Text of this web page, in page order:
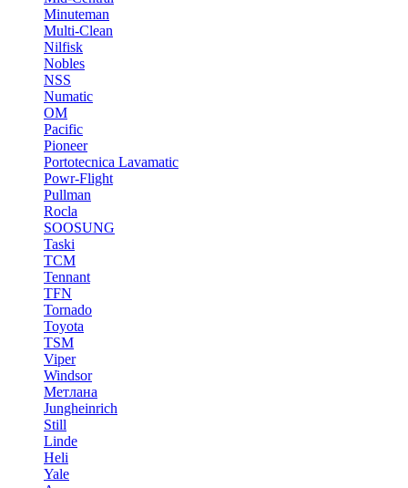
Minuteman
Multi-Clean
Nilfisk
Nobles
NSS
Numatic
OM
Pacific
Pioneer
Portotecnica Lavamatic
Powr-Flight
Pullman
Rocla
SOOSUNG
Taski
TCM
Tennant
TFN
Tornado
Toyota
TSM
Viper
Windsor
Метлана
Jungheinrich
Still
Linde
Heli
Yale